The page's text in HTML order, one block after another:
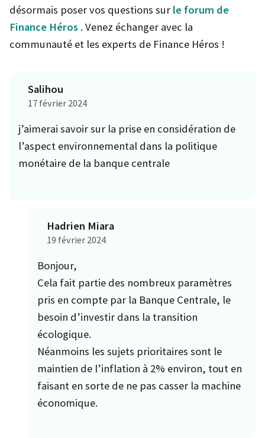
désormais poser vos questions sur le forum de
Finance Héros . Venez échanger avec la
communauté et les experts de Finance Héros !
Salihou
17 février 2024
j’aimerai savoir sur la prise en considération de
l’aspect environnemental dans la politique
monétaire de la banque centrale
Hadrien Miara
19 février 2024
Bonjour,
Cela fait partie des nombreux paramètres
pris en compte par la Banque Centrale, le
besoin d’investir dans la transition
écologique.
Néanmoins les sujets prioritaires sont le
maintien de l’inflation à 2% environ, tout en
faisant en sorte de ne pas casser la machine
économique.